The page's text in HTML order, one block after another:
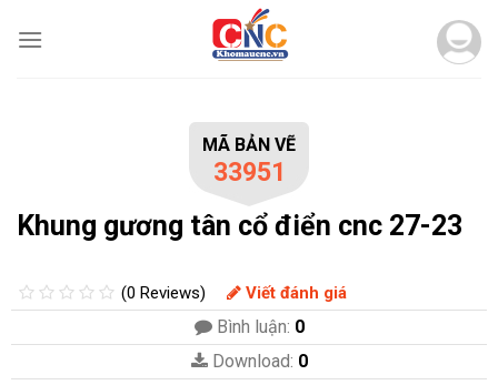
MÃ BẢN VẼ
33951
Khung gương tân cổ điển cnc 27-23
(0 Reviews) Viết đánh giá
Bình luận: 0
Download: 0